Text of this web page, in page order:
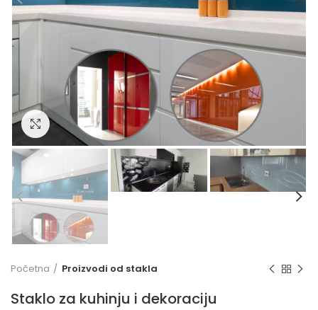
Click to enlarge
Početna Proizvodi od stakla
Staklo za kuhinju i dekoraciju